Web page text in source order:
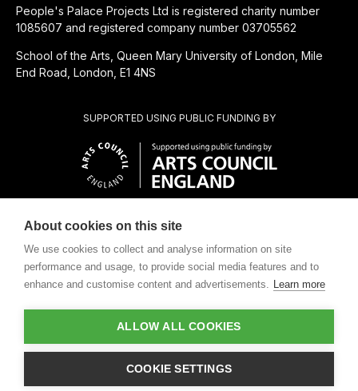
SUBSIDIÁRIA BENEFICENTE DE
SUPPORTED USING PUBLIC FUNDING BY
People's Palace Projects Ltd is registered charity number
1085607 and registered company number 03705562
School of the Arts, Queen Mary University of London, Mile
End Road, London, E1 4NS
Design by
About cookies on this site
We use cookies to collect and analyse information on site
performance and usage, to provide social media features and to
enhance and customise content and advertisements. Learn more
ALLOW ALL COOKIES
COOKIE SETTINGS